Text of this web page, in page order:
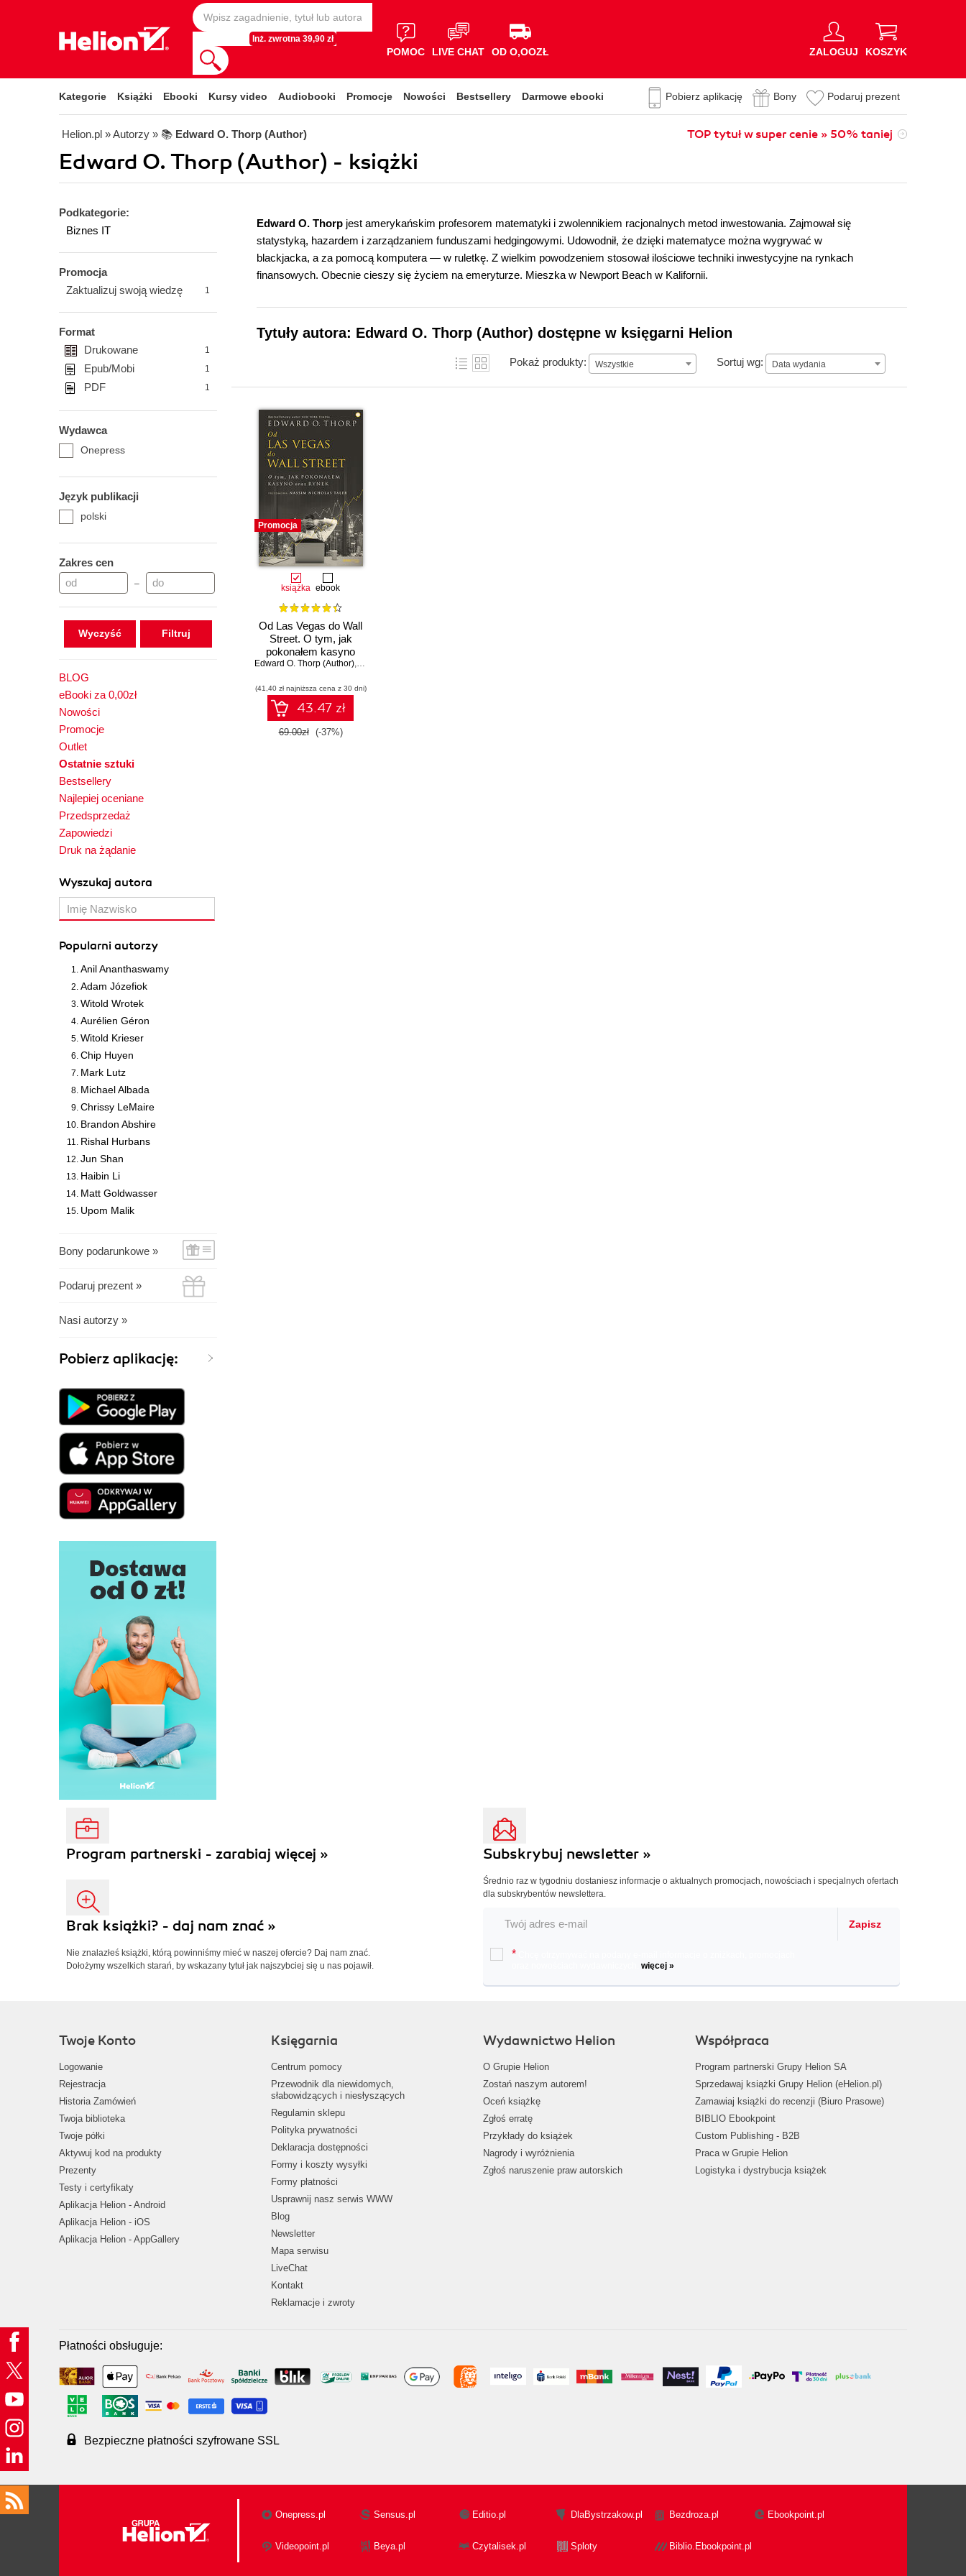
Inż. zwrotna 39,90 zł
POMOC LIVE CHAT OD O,OOZŁ ZALOGUJ KOSZYK
Kategorie Książki Ebooki Kursy video Audiobooki Promocje Nowości Bestsellery Darmowe ebooki Pobierz aplikację Bony Podaruj prezent
Helion.pl » Autorzy » 📚 Edward O. Thorp (Author) TOP tytuł w super cenie » 50% taniej
Edward O. Thorp (Author) - książki
Podkategorie:
Biznes IT
Promocja
Zaktualizuj swoją wiedzę
1
Format
Drukowane
1
Epub/Mobi 1
PDF 1
Wydawca
Onepress
Język publikacji
polski
Zakres cen
–
Wyczyść
BLOG
eBooki za 0,00zł
Nowości
Promocje
Outlet
Ostatnie sztuki
Bestsellery
Najlepiej oceniane
Przedsprzedaż
Zapowiedzi
Druk na żądanie
Wyszukaj autora
Popularni autorzy
Anil Ananthaswamy
Adam Józefiok
Witold Wrotek
Aurélien Géron
Witold Krieser
Chip Huyen
Mark Lutz
Michael Albada
Chrissy LeMaire
Brandon Abshire
Rishal Hurbans
Jun Shan
Haibin Li
Matt Goldwasser
Upom Malik
Bony podarunkowe »
Podaruj prezent »
Nasi autorzy »
Pobierz aplikację:
Edward O. Thorp jest amerykańskim profesorem matematyki i zwolennikiem racjonalnych metod inwestowania. Zajmował się
statystyką, hazardem i zarządzaniem funduszami hedgingowymi. Udowodnił, że dzięki matematyce można wygrywać w
blackjacka, a za pomocą komputera — w ruletkę. Z wielkim powodzeniem stosował ilościowe techniki inwestycyjne na rynkach
finansowych. Obecnie cieszy się życiem na emeryturze. Mieszka w Newport Beach w Kalifornii.
Tytuły autora: Edward O. Thorp (Author) dostępne w księgarni Helion
Pokaż produkty: Wszystkie Sortuj wg: Data wydania
Data wydania
Promocja
książka ebook
Od Las Vegas do Wall
Street. O tym, jak
pokonałem kasyno
oraz rynek
Edward O. Thorp (Author), Nassim Nicholas Taleb (Foreword)
(41,40 zł najniższa cena z 30 dni)
43.47 zł
69.00zł (-37%)
Program partnerski - zarabiaj więcej »
Brak książki? - daj nam znać »
Nie znalazłeś książki, którą powinniśmy mieć w naszej ofercie? Daj nam znać.
Dołożymy wszelkich starań, by wskazany tytuł jak najszybciej się u nas pojawił.
Subskrybuj newsletter »
Średnio raz w tygodniu dostaniesz informacje o aktualnych promocjach, nowościach i specjalnych ofertach
dla subskrybentów newslettera.
Zapisz
*
więcej »
Twoje Konto
Logowanie
Rejestracja
Historia Zamówień
Twoja biblioteka
Twoje półki
Aktywuj kod na produkty
Prezenty
Testy i certyfikaty
Aplikacja Helion - Android
Aplikacja Helion - iOS
Aplikacja Helion - AppGallery
Księgarnia
Centrum pomocy
Przewodnik dla niewidomych,
słabowidzących i niesłyszących
Regulamin sklepu
Polityka prywatności
Deklaracja dostępności
Formy i koszty wysyłki
Formy płatności
Usprawnij nasz serwis WWW
Blog
Newsletter
Mapa serwisu
LiveChat
Kontakt
Reklamacje i zwroty
Wydawnictwo Helion
O Grupie Helion
Zostań naszym autorem!
Oceń książkę
Zgłoś erratę
Przykłady do książek
Nagrody i wyróżnienia
Zgłoś naruszenie praw autorskich
Współpraca
Program partnerski Grupy Helion SA
Sprzedawaj książki Grupy Helion (eHelion.pl)
Zamawiaj książki do recenzji (Biuro Prasowe)
BIBLIO Ebookpoint
Custom Publishing - B2B
Praca w Grupie Helion
Logistyka i dystrybucja książek
Płatności obsługuje:
Bezpieczne płatności szyfrowane SSL
Onepress.pl Sensus.pl Editio.pl DlaBystrzakow.pl Bezdroza.pl Ebookpoint.pl
Videopoint.pl Beya.pl Czytalisek.pl Sploty Biblio.Ebookpoint.pl